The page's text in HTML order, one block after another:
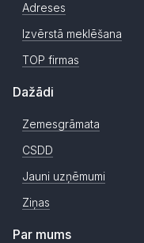
Adreses
Izvērstā meklēšana
TOP firmas
Dažādi
Zemesgrāmata
CSDD
Jauni uzņēmumi
Ziņas
Par mums